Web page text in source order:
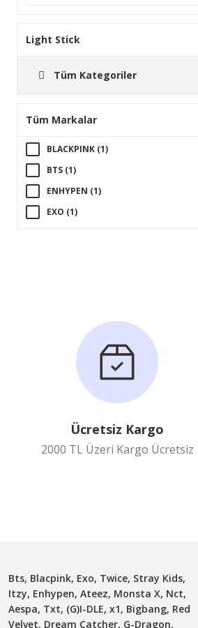
Light Stick
Tüm Kategoriler
Tüm Markalar
BLACKPINK (1)
BTS (1)
ENHYPEN (1)
EXO (1)
Ücretsiz Kargo
2000 TL Üzeri Kargo Ücretsiz
Bts, Blacpink, Exo, Twice, Stray Kids,
Itzy, Enhypen, Ateez, Monsta X, Nct,
Aespa, Txt, (G)I-DLE, x1, Bigbang, Red
Velvet, Dream Catcher, G-Dragon,